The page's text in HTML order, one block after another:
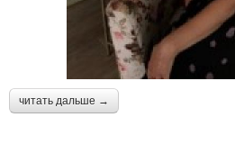
читать дальше →